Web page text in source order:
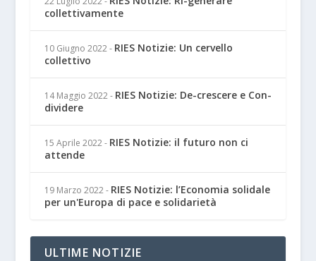
collettivamente
10 Giugno 2022 - RIES Notizie: Un cervello
collettivo
14 Maggio 2022 - RIES Notizie: De-crescere e Con-
dividere
15 Aprile 2022 - RIES Notizie: il futuro non ci
attende
19 Marzo 2022 - RIES Notizie: l’Economia solidale
per un'Europa di pace e solidarietà
ULTIME NOTIZIE